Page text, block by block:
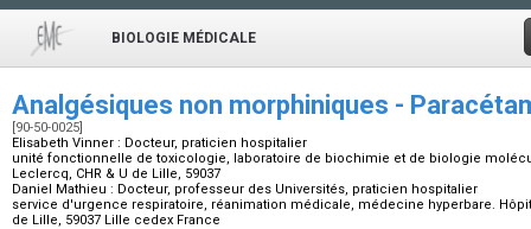
BIOLOGIE MÉDICALE
Analgésiques non morphiniques -
[90-50-0025]
Elisabeth Vinner : Docteur, praticien hospitalier
unité fonctionnelle de toxicologie, laboratoire de biochimie et de biologie
Leclercq, CHR & U de Lille, 59037
Daniel Mathieu : Docteur, professeur des Universités, praticien hospitalier
service d'urgence respiratoire, réanimation médicale, médecine hyperbare.
de Lille, 59037 Lille cedex France